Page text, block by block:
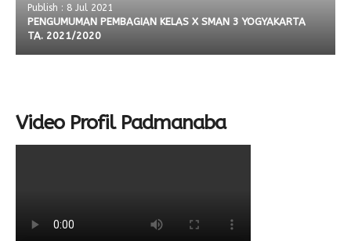
Publish : 8 Jul 2021
PENGUMUMAN PEMBAGIAN KELAS X SMAN 3 YOGYAKARTA
TA. 2021/2020
Video Profil Padmanaba